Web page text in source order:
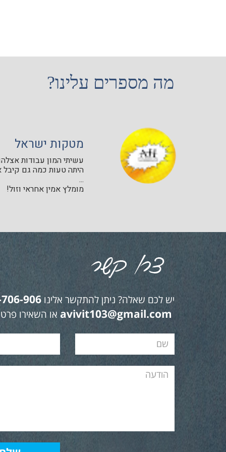
מה מספרים עלינו?
מטקות ישראל
עשיתי המון עבודות
היתה טעות כמה גם קיבל
...
מומלץ אמין אחראי וזול!
יש לכם שאלה? ניתן להתקשר אלינו 906
avivit103@gmail.com או השאירו